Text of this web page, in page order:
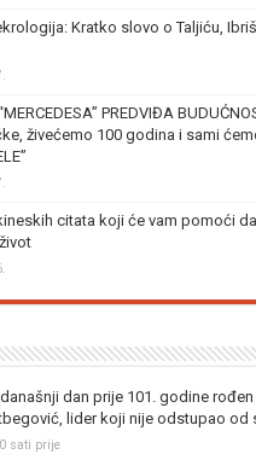
Kratko slovo o Taljiću,
PREDVIĐA
živećemo 100 godina i sami
citata koji će vam pomoći
dan prije 101. godine rođen
lider koji nije odstupao od
sati prije